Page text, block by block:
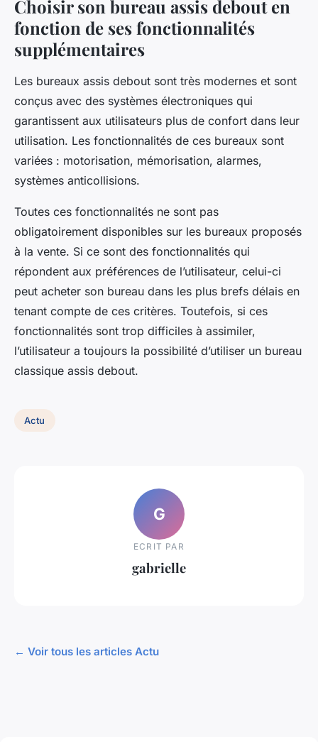
Choisir son bureau assis debout en
fonction de ses fonctionnalités
supplémentaires
Les bureaux assis debout sont très modernes et sont
conçus avec des systèmes électroniques qui
garantissent aux utilisateurs plus de confort dans leur
utilisation. Les fonctionnalités de ces bureaux sont
variées : motorisation, mémorisation, alarmes,
systèmes anticollisions.
Toutes ces fonctionnalités ne sont pas
obligatoirement disponibles sur les bureaux proposés
à la vente. Si ce sont des fonctionnalités qui
répondent aux préférences de l’utilisateur, celui-ci
peut acheter son bureau dans les plus brefs délais en
tenant compte de ces critères. Toutefois, si ces
fonctionnalités sont trop difficiles à assimiler,
l’utilisateur a toujours la possibilité d’utiliser un bureau
classique assis debout.
Actu
G
ECRIT PAR
gabrielle
← Voir tous les articles Actu